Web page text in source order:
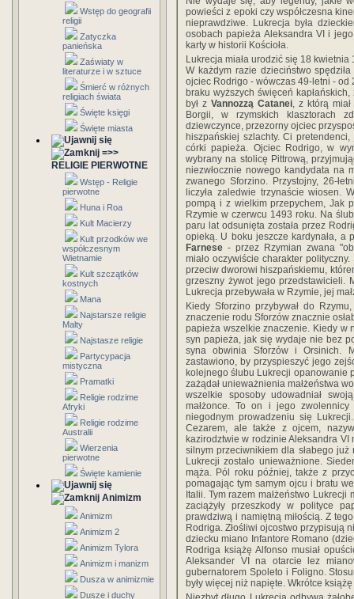
Wstęp do geografii
religii
Zatyczka
panieńska
Zaświaty w
literaturze i w sztuce
Śmierć w różnych
religiach świata
Święte księgi
Święte miasta
=>>
RELIGIE PIERWOTNE
Wstęp - Religie
pierwotne
Huna i Roa
Kult Macierzy
Kult przodków we
współczesnym
Wietnamie
Kult szczątków
kostnych
Mana
Najstarsze religie
Malty
Najstasze religie
Partycypacja
mistyczna
Pramatki
Religie rodzime
Afryki
Religie rodzime
Australii
Wierzenia
pierwotne
Święte kamienie
Animizm
Animizm
Animizm 2
Animizm Tylora
Animizm i manizm
Dusza w animizmie
Dusze i duchy
powieści z epoki czy współczesna
nieprawdziwe. Lukrecja była
osobach papieża Aleksandra VI i
karty w historii Kościoła.
Lukrecja miała urodzić się 18
W każdym razie dzieciństwo
ojciec Rodrigo - wówczas 49-letni - od
braku wyższych święceń
był z Vannozzą Catanei, z którą
Borgii, w rzymskich klasztorach
dziewczynce, przezorny ojciec
hiszpańskiej szlachty. Ci
córki papieża. Ojciec Rodrigo, w
wybrany na stolicę Pittrową,
niezwłocznie nowego kandydata na
zwanego Sforzino. Przystojny, 26-
liczyła zaledwie trzynaście wiosen.
pompą i z wielkim przepychem, Jak
Rzymie w czerwcu 1493 roku. Na
paru lat odsunięta została przez
opieką. U boku jeszcze kardynała, a
Farnese - przez Rzymian zwana
miało oczywiście charakter
przeciw dworowi hiszpańskiemu,
grzeszny żywot jego przedstawicieli.
Lukrecja przebywała w Rzymie, jej
Kiedy Sforzino przybywał do
znaczenie rodu Sforzów znacznie
papieża wszelkie znaczenie. Kiedy w
syn papieża, jak się wydaje nie bez
syna obwinia Sforzów i Orsinich.
zastawiono, by przyspieszyć jego
kolejnego ślubu Lukrecji opanowanie
zażądał unieważnienia małżeństwa
wszelkie sposoby udowadniał
małżonce. To on i jego zwolennicy
niegodnym prowadzeniu się
Cezarem, ale także z ojcem,
kazirodztwie w rodzinie Aleksandra VI
silnym przeciwnikiem dla słabego
Lukrecji zostało unieważnione.
mąża. Pól roku później, także z
pomagając tym samym ojcu i bratu
Italii. Tym razem małżeństwo
zaciążyły przeszkody w polityce
prawdziwą i namiętną miłością. Z
Rodriga. Złośliwi ojcostwo przypisują
dziecku miano Infantore Romano
Rodriga książę Alfonso musiał
Aleksander VI na otarcie lez
gubernatorem Spoleto i Foligno.
były więcej niż napięte. Wkrótce